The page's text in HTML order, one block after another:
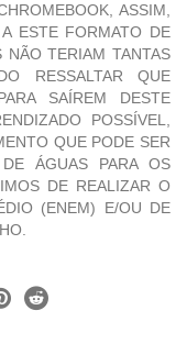
ASSIM,
ESTE FORMATO DE
TERIAM TANTAS
RESSALTAR QUE
SAÍREM DESTE
POSSÍVEL,
QUE PODE SER
ÁGUAS PARA OS
DE REALIZAR O
(ENEM) E/OU DE